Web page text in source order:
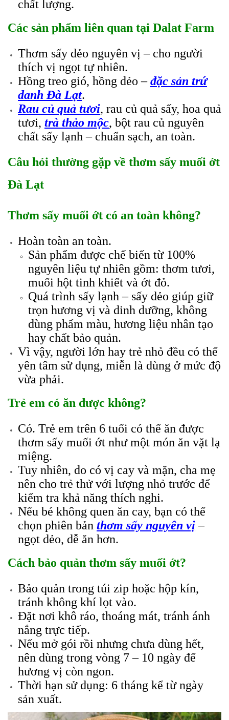
chất lượng.
Các sản phẩm liên quan tại Dalat Farm
Thơm sấy dẻo nguyên vị – cho người
thích vị ngọt tự nhiên.
Hồng treo gió, hồng dẻo –đặc sản trứ
danh Đà Lạt.
Rau củ quả tươi, rau củ quả sấy, hoa quả
tươi, trà thảo mộc, bột rau củ nguyên
chất sấy lạnh– chuẩn sạch, an toàn.
Câu hỏi thường gặp về thơm sấy muối ớt
Đà Lạt
Thơm sấy muối ớt có an toàn không?
Hoàn toàn an toàn.
Sản phẩm được chế biến từ 100%
nguyên liệu tự nhiên gồm: thơm tươi,
muối hột tinh khiết và ớt đỏ.
Quá trình sấy lạnh – sấy dẻo giúp giữ
trọn hương vị và dinh dưỡng, không
dùng phẩm màu, hương liệu nhân tạo
hay chất bảo quản.
Vì vậy, người lớn hay trẻ nhỏ đều có thể
yên tâm sử dụng, miễn là dùng ở mức độ
vừa phải.
Trẻ em có ăn được không?
Có. Trẻ em trên 6 tuổi có thể ăn được
thơm sấy muối ớt như một món ăn vặt lạ
miệng.
Tuy nhiên, do có vị cay và mặn, cha mẹ
nên cho trẻ thử với lượng nhỏ trước để
kiểm tra khả năng thích nghi.
Nếu bé không quen ăn cay, bạn có thể
chọn phiên bản thơm sấy nguyên vị–
ngọt dẻo, dễ ăn hơn.
Cách bảo quản thơm sấy muối ớt?
Bảo quản trong túi zip hoặc hộp kín,
tránh không khí lọt vào.
Đặt nơi khô ráo, thoáng mát, tránh ánh
nắng trực tiếp.
Nếu mở gói rồi nhưng chưa dùng hết,
nên dùng trong vòng 7 – 10 ngày để
hương vị còn ngon.
Thời hạn sử dụng: 6 tháng kể từ ngày
sản xuất.